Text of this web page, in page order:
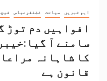
اہم خبریں سیاحت غضنفرعباس
افواہیں دم توڑ
سامنے آ
کا شاہانہ
قانون ہے